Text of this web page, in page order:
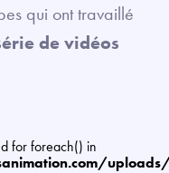
qui ont travaillé
de vidéos
for foreach() in